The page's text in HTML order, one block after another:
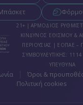
21+ | ΑΡΜΟΔΙΟΣ
ΚΙΝΔΥΝΟΣ ΕΘΙΣΜΟΥ &
ΠΕΡΙΟΥΣΙΑΣ | ΕΟΠΑΕ –
ΣΥΜΒΟΥΛΕΥΤΙΚΗΣ: 1114
ΥΠΕΥΘΥΝΑ
Όροι &
Πολιτική cookies